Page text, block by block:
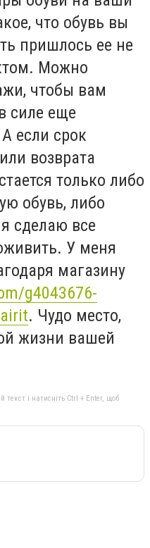
что обувь вы
пришлось ее не
Можно
чтобы вам
силе еще
если срок
возврата
только либо
обувь, либо
сделаю все
У меня
магазину
g4043676-
. Чудо место,
жизни вашей
текст і натисніть Ctrl + Enter, щоб